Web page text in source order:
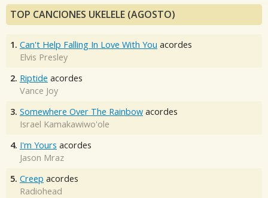
TOP CANCIONES UKELELE (AGOSTO)
1. Can't Help Falling In Love With You acordes
Elvis Presley
2. Riptide acordes
Vance Joy
3. Somewhere Over The Rainbow acordes
Israel Kamakawiwo'ole
4. I'm Yours acordes
Jason Mraz
5. Creep acordes
Radiohead